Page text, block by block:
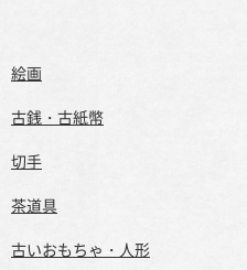
絵画
古銭・古紙幣
切手
茶道具
古いおもちゃ・人形